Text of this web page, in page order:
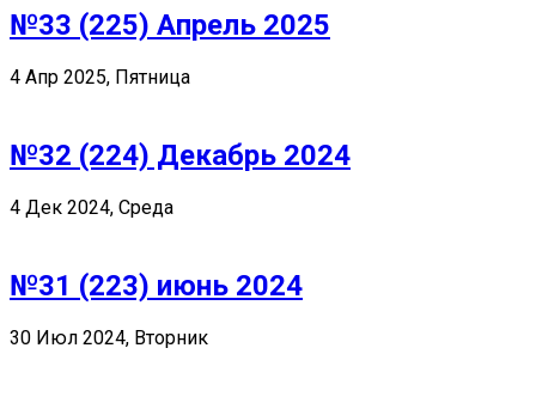
№33 (225) Апрель 2025
4 Апр 2025, Пятница
№32 (224) Декабрь 2024
4 Дек 2024, Среда
№31 (223) июнь 2024
30 Июл 2024, Вторник